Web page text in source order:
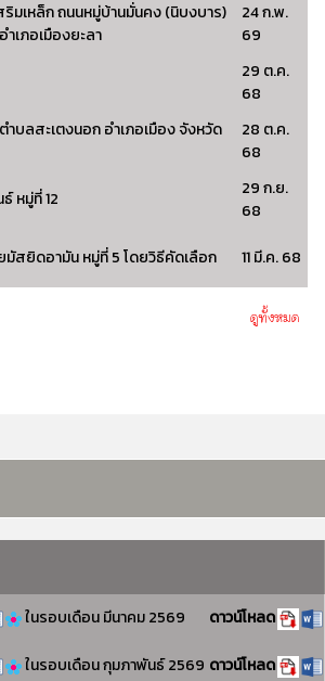
มเหล็ก ถนนหมู่บ้านมั่นคง (นิบงบาร)
เภอเมืองยะลา
24 ก.พ.
69
29 ต.ค.
68
บลสะเตงนอก อำเภอเมือง จังหวัด
28 ต.ค.
68
หมู่ที่ 12
29 ก.ย.
68
สยิดอามัน หมู่ที่ 5 โดยวิธีคัดเลือก 11 มี.ค. 68
ในรอบเดือน มีนาคม 2569 ดาวน์โหลด
ในรอบเดือน กุมภาพันธ์ 2569 ดาวน์โหลด